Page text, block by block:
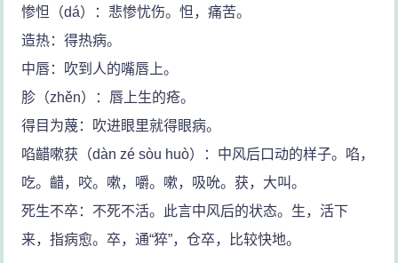
惨怛（dá）：悲惨忧伤。怛，痛苦。
造热：得热病。
中唇：吹到人的嘴唇上。
胗（zhěn）：唇上生的疮。
得目为蔑：吹进眼里就得眼病。
啗齰嗽获（dàn zé sòu huò）：中风后口动的样子。啗，
吃。齰，咬。嗽，嚼。嗽，吸吮。获，大叫。
死生不卒：不死不活。此言中风后的状态。生，活下
来，指病愈。卒，通“猝”，仓卒，比较快地。